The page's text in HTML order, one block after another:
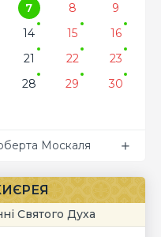
7 8
9
14 15
16
21 22
23
28 29
30
Москаля
Святого Духа